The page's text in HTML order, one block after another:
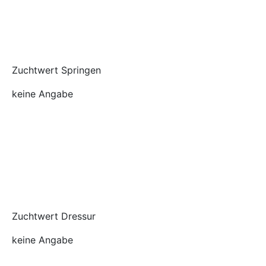
Zuchtwert Springen
keine Angabe
Zuchtwert Dressur
keine Angabe